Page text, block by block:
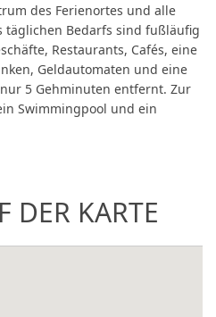
des Ferienortes und alle
Bedarfs sind fußläufig
Restaurants, Cafés, eine
Geldautomaten und eine
5 Gehminuten entfernt. Zur
Swimmingpool und ein
DER KARTE